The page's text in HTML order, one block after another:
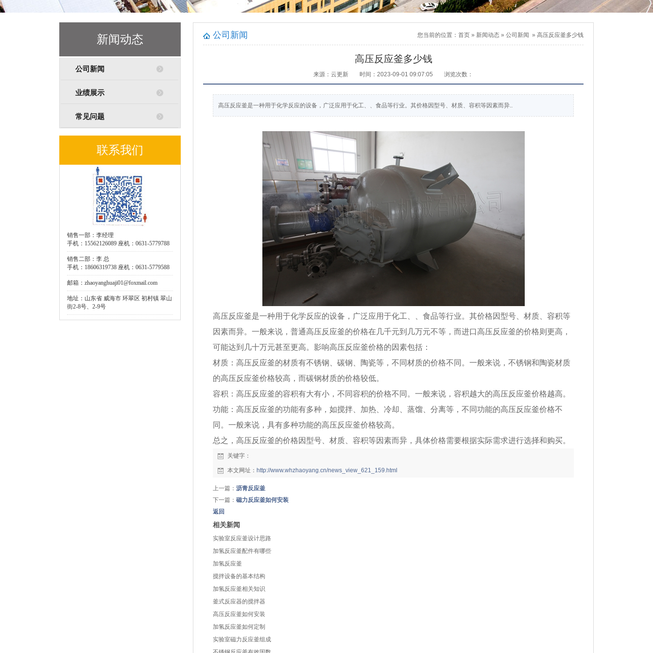
新闻动态
公司新闻
业绩展示
常见问题
联系我们
销售一部：李经理
手机：15562126089 座机：0631-5779788
销售二部：李 总
手机：18606319738 座机：0631-5779588
邮箱：zhaoyanghuaji01@foxmail.com
地址：山东省 威海市 环翠区 初村镇 翠山
街2-8号、2-9号
公司新闻 您当前的位置： 首页 » 新闻动态 » 公司新闻 » 高压反应釜多少钱
高压反应釜多少钱
来源：云更新 时间：2023-09-01 09:07:05 浏览次数：
高压反应釜是一种用于化学反应的设备，广泛应用于化工、、食品等行业。其价格因型号、材质、容积等因素而异..
高压反应釜是一种用于化学反应的设备，广泛应用于化工、、食品等行业。其价格因型号、材质、容积等
因素而异。一般来说，普通高压反应釜的价格在几千元到几万元不等，而进口高压反应釜的价格则更高，
可能达到几十万元甚至更高。影响高压反应釜价格的因素包括：
材质：高压反应釜的材质有不锈钢、碳钢、陶瓷等，不同材质的价格不同。一般来说，不锈钢和陶瓷材质
的高压反应釜价格较高，而碳钢材质的价格较低。
容积：高压反应釜的容积有大有小，不同容积的价格不同。一般来说，容积越大的高压反应釜价格越高。
功能：高压反应釜的功能有多种，如搅拌、加热、冷却、蒸馏、分离等，不同功能的高压反应釜价格不
同。一般来说，具有多种功能的高压反应釜价格较高。
总之，高压反应釜的价格因型号、材质、容积等因素而异，具体价格需要根据实际需求进行选择和购买。
关键字：
本文网址： http://www.whzhaoyang.cn/news_view_621_159.html
上一篇： 沥青反应釜
下一篇： 磁力反应釜如何安装
返回
相关新闻
实验室反应釜设计思路
加氢反应釜配件有哪些
加氢反应釜
搅拌设备的基本结构
加氢反应釜相关知识
釜式反应器的搅拌器
高压反应釜如何安装
加氢反应釜如何定制
实验室磁力反应釜组成